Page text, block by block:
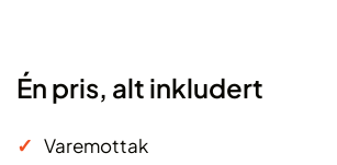
Én pris, alt inkludert
Varemottak